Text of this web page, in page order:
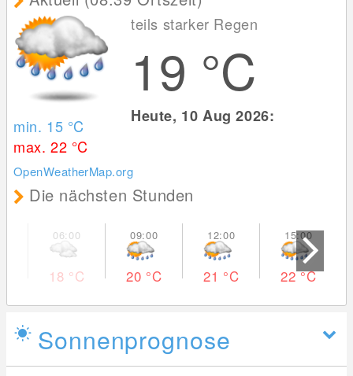
min. 15 °C
max. 22 °C
OpenWeatherMap.org
teils starker Regen
19 °C
Heute, 10 Aug 2026:
Die nächsten Stunden
18 °C 20 °C 21 °C 22°C
Sonnenprognose